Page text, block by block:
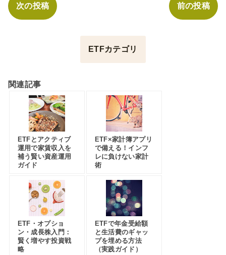
次の投稿 前の投稿
ETFカテゴリ
関連記事
ETFとアクティブ
運用で家賃収入を
補う賢い資産運用
ガイド
ETF×家計簿アプリ
で備える！インフ
レに負けない家計
術
ETF・オプショ
ン・成長株入門：
賢く増やす投資戦
略
ETFで年金受給額
と生活費のギャッ
プを埋める方法
（実践ガイド）